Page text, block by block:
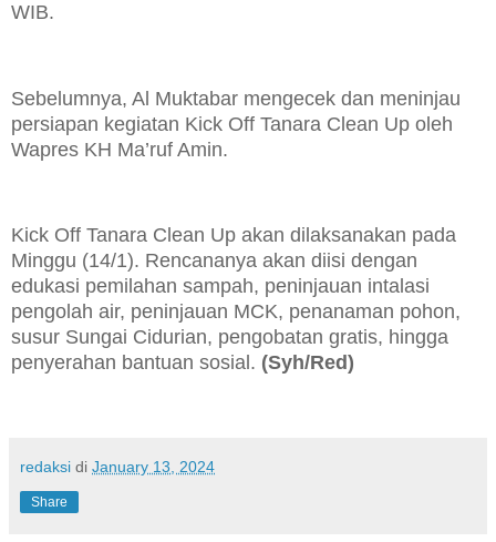
WIB.
Sebelumnya, Al Muktabar mengecek dan meninjau
persiapan kegiatan Kick Off Tanara Clean Up oleh
Wapres KH Ma’ruf Amin.
Kick Off Tanara Clean Up akan dilaksanakan pada
Minggu (14/1). Rencananya akan diisi dengan
edukasi pemilahan sampah, peninjauan intalasi
pengolah air, peninjauan MCK, penanaman pohon,
susur Sungai Cidurian, pengobatan gratis, hingga
penyerahan bantuan sosial. (Syh/Red)
redaksi di January 13, 2024
Share